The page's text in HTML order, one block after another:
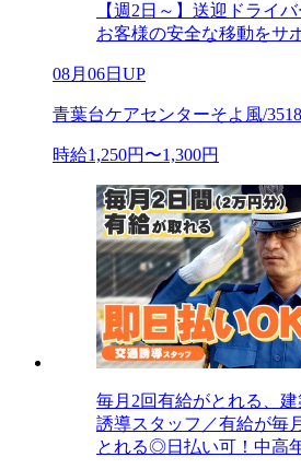
【週2日～】送迎ドライ
お客様の安全な移動をサ
08月06日UP
青葉台ケアセンターそよ風/
時給1,250円〜1,300円
毎月2回有給がとれる、
誘導スタッフ／有給が毎
とれる◎日払い可！中高